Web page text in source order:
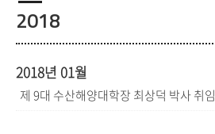
2018
2018년 01월
제 9대 수산해양대학장 최상덕 박사 취임